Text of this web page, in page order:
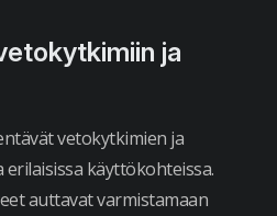
ja
vetokytkimien ja
käyttökohteissa.
auttavat varmistamaan